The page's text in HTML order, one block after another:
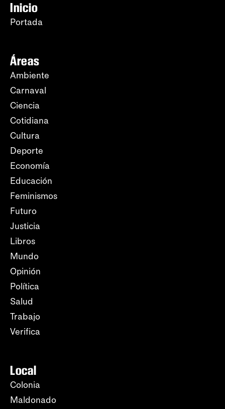
Inicio
Portada
Áreas
Ambiente
Carnaval
Ciencia
Cotidiana
Cultura
Deporte
Economía
Educación
Feminismos
Futuro
Justicia
Libros
Mundo
Opinión
Política
Salud
Trabajo
Verifica
Local
Colonia
Maldonado